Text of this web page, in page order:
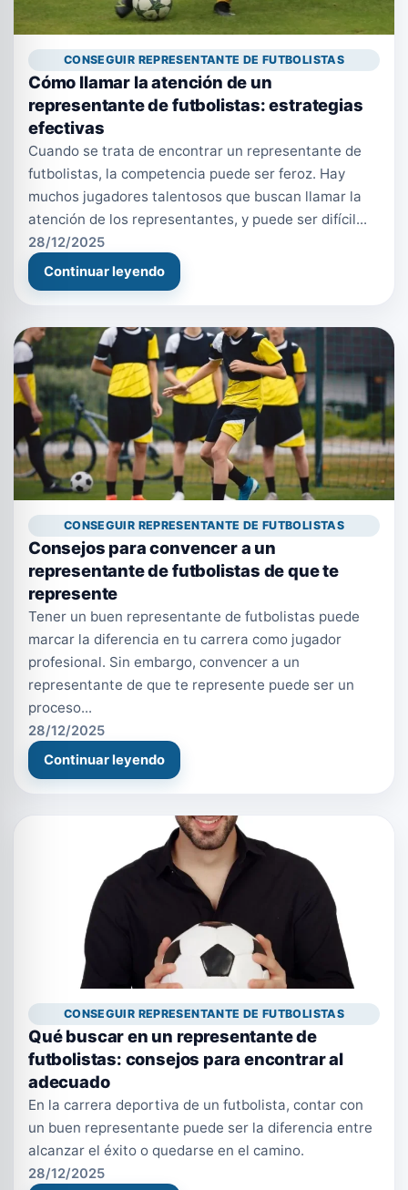
CONSEGUIR REPRESENTANTE DE FUTBOLISTAS
Cómo llamar la atención de un
representante de futbolistas: estrategias
efectivas
Cuando se trata de encontrar un representante de
futbolistas, la competencia puede ser feroz. Hay
muchos jugadores talentosos que buscan llamar la
atención de los representantes, y puede ser difícil...
28/12/2025
Continuar leyendo
CONSEGUIR REPRESENTANTE DE FUTBOLISTAS
Consejos para convencer a un
representante de futbolistas de que te
represente
Tener un buen representante de futbolistas puede
marcar la diferencia en tu carrera como jugador
profesional. Sin embargo, convencer a un
representante de que te represente puede ser un
proceso...
28/12/2025
Continuar leyendo
CONSEGUIR REPRESENTANTE DE FUTBOLISTAS
Qué buscar en un representante de
futbolistas: consejos para encontrar al
adecuado
En la carrera deportiva de un futbolista, contar con
un buen representante puede ser la diferencia entre
alcanzar el éxito o quedarse en el camino.
28/12/2025